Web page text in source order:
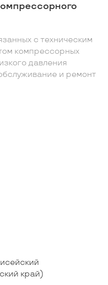
с техническим
компрессорных
давления
и ремонт
край)